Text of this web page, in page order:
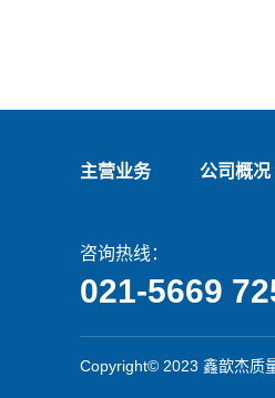
主营业务 公司概况
咨询热线：
021-5669
Copyright©️ 2023 鑫歆杰质